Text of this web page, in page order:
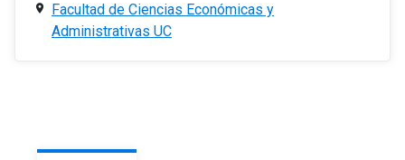
Facultad de Ciencias Económicas y
Administrativas UC